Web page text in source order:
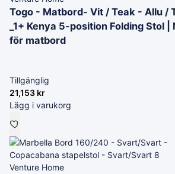
Togo - Matbord- Vit / Teak - Allu /
_1+ Kenya 5-position Folding Stol
för matbord
Tillgänglig
21,153 kr
Lägg i varukorg
Venture Home